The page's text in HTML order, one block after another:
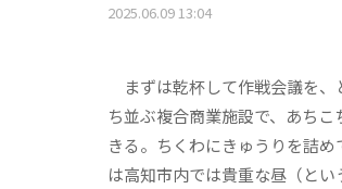
2025.06.09 13:04
まずは乾杯して作戦会議を、
ち並ぶ複合商業施設で、あち
きる。ちくわにきゅうりを詰
は高知市内では貴重な昼（とい